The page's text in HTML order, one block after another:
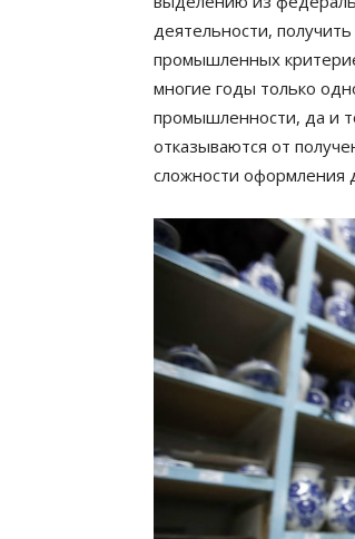
деятельности,
промышленных
многие годы только
промышленности, да и
отказываются от
сложности оформления